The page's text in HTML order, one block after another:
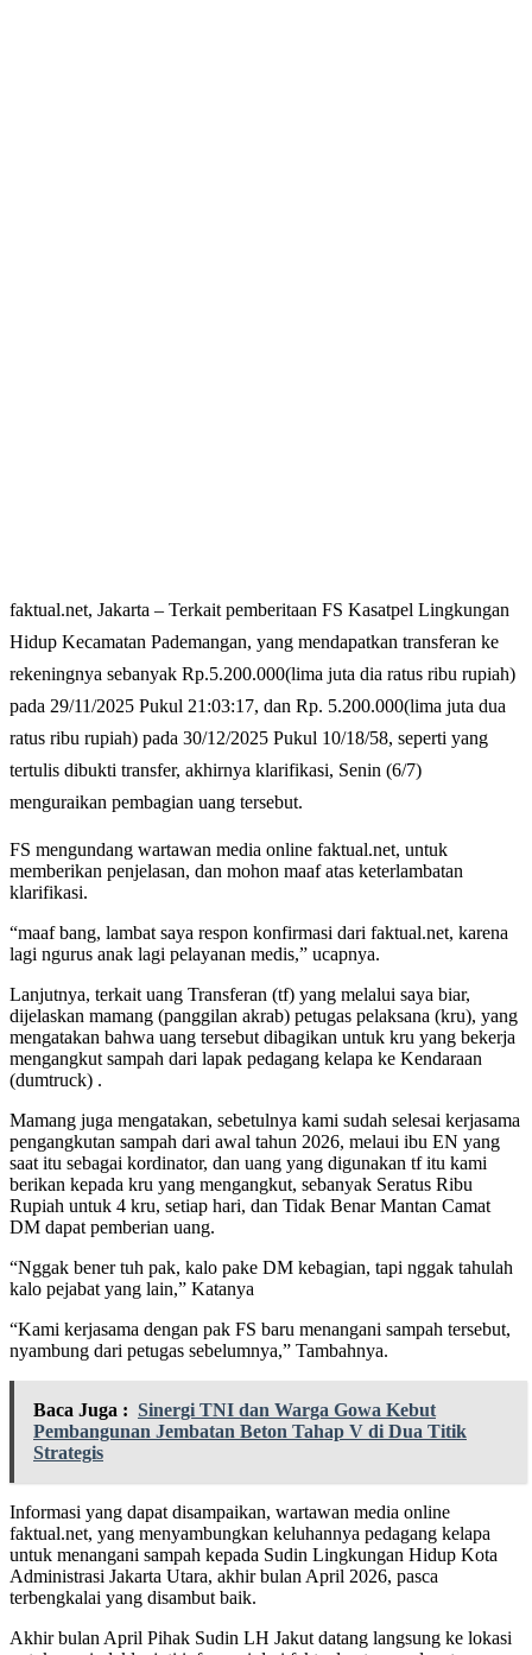
faktual.net, Jakarta – Terkait pemberitaan FS Kasatpel Lingkungan
Hidup Kecamatan Pademangan, yang mendapatkan transferan ke
rekeningnya sebanyak Rp.5.200.000(lima juta dia ratus ribu rupiah)
pada 29/11/2025 Pukul 21:03:17, dan Rp. 5.200.000(lima juta dua
ratus ribu rupiah) pada 30/12/2025 Pukul 10/18/58, seperti yang
tertulis dibukti transfer, akhirnya klarifikasi, Senin (6/7)
menguraikan pembagian uang tersebut.
FS mengundang wartawan media online faktual.net, untuk
memberikan penjelasan, dan mohon maaf atas keterlambatan
klarifikasi.
“maaf bang, lambat saya respon konfirmasi dari faktual.net, karena
lagi ngurus anak lagi pelayanan medis,” ucapnya.
Lanjutnya, terkait uang Transferan (tf) yang melalui saya biar,
dijelaskan mamang (panggilan akrab) petugas pelaksana (kru), yang
mengatakan bahwa uang tersebut dibagikan untuk kru yang bekerja
mengangkut sampah dari lapak pedagang kelapa ke Kendaraan
(dumtruck) .
Mamang juga mengatakan, sebetulnya kami sudah selesai kerjasama
pengangkutan sampah dari awal tahun 2026, melaui ibu EN yang
saat itu sebagai kordinator, dan uang yang digunakan tf itu kami
berikan kepada kru yang mengangkut, sebanyak Seratus Ribu
Rupiah untuk 4 kru, setiap hari, dan Tidak Benar Mantan Camat
DM dapat pemberian uang.
“Nggak bener tuh pak, kalo pake DM kebagian, tapi nggak tahulah
kalo pejabat yang lain,” Katanya
“Kami kerjasama dengan pak FS baru menangani sampah tersebut,
nyambung dari petugas sebelumnya,” Tambahnya.
Baca Juga : Sinergi TNI dan Warga Gowa Kebut
Pembangunan Jembatan Beton Tahap V di Dua Titik
Strategis
Informasi yang dapat disampaikan, wartawan media online
faktual.net, yang menyambungkan keluhannya pedagang kelapa
untuk menangani sampah kepada Sudin Lingkungan Hidup Kota
Administrasi Jakarta Utara, akhir bulan April 2026, pasca
terbengkalai yang disambut baik.
Akhir bulan April Pihak Sudin LH Jakut datang langsung ke lokasi